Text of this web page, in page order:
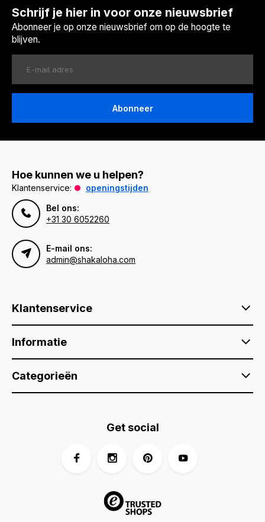
Schrijf je hier in voor onze nieuwsbrief
Abonneer je op onze nieuwsbrief om op de hoogte te
blijven.
Abonneer
Hoe kunnen we u helpen?
Klantenservice:
openingstijden
Bel ons:
+31 30 6052260
E-mail ons:
admin@shakaloha.com
Klantenservice
Informatie
Categorieën
Get social